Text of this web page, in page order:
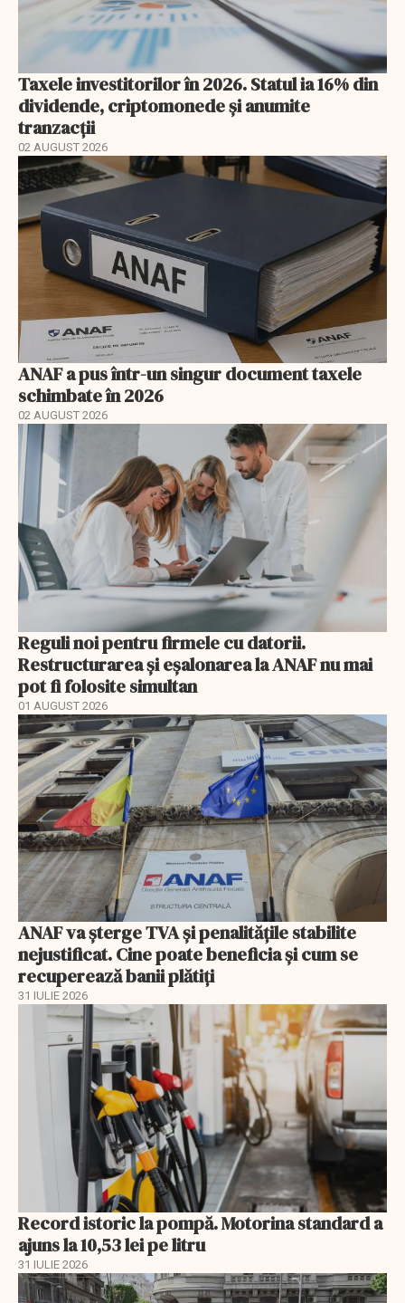
Taxele investitorilor în 2026. Statul ia 16% din
dividende, criptomonede și anumite
tranzacții
02 AUGUST 2026
ANAF a pus într-un singur document taxele
schimbate în 2026
02 AUGUST 2026
Reguli noi pentru firmele cu datorii.
Restructurarea și eșalonarea la ANAF nu mai
pot fi folosite simultan
01 AUGUST 2026
ANAF va șterge TVA și penalitățile stabilite
nejustificat. Cine poate beneficia și cum se
recuperează banii plătiți
31 IULIE 2026
Record istoric la pompă. Motorina standard a
ajuns la 10,53 lei pe litru
31 IULIE 2026